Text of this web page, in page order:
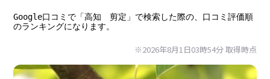
Google⼝コミで「高知　剪定」で検索した際の、口コミ評価順
のランキングになります。
※2026年8月1日03時54分 取得時点